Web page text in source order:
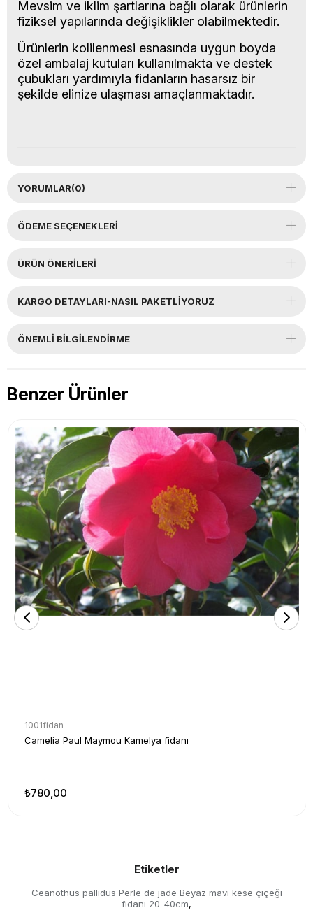
Mevsim ve iklim şartlarına bağlı olarak ürünlerin
fiziksel yapılarında değişiklikler olabilmektedir.
Ürünlerin kolilenmesi esnasında uygun boyda
özel ambalaj kutuları kullanılmakta ve destek
çubukları yardımıyla fidanların hasarsız bir
şekilde elinize ulaşması amaçlanmaktadır.
YORUMLAR(0)
ÖDEME SEÇENEKLERI
ÜRÜN ÖNERILERI
KARGO DETAYLARI-NASIL PAKETLİYORUZ
ÖNEMLI BILGILENDIRME
Benzer Ürünler
1001fidan
Camelia Paul Maymou Kamelya fidanı
₺780,00
Etiketler
Ceanothus pallidus Perle de jade Beyaz mavi kese çiçeği
fidanı 20-40cm,